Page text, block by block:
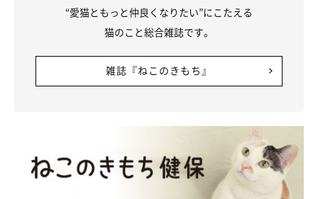
“愛猫ともっと仲良くなりたい”にこたえる
猫のこと総合雑誌です。
雑誌『ねこのきもち』